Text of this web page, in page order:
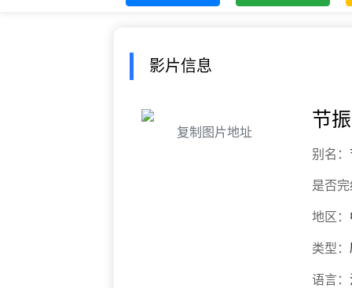
影片信息
复制图片地址
节
别名：
是否
地区：
类型：
语言：